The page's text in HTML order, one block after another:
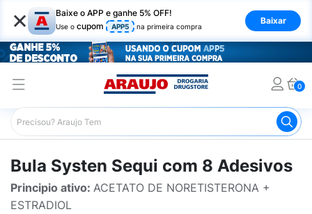
× Baixe o APP e ganhe 5% OFF!
Use o cupom APP5 na primeira compra
Baixar
0
Araujo Bulário Araujo Systen Sequi com 8 Adesivos
Bula Systen Sequi com 8 Adesivos
Principio ativo: ACETATO DE NORETISTERONA +
ESTRADIOL